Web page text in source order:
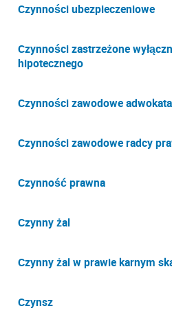
Czynności ubezpieczeniowe
Czynności zastrzeżone
hipotecznego
Czynności zawodowe adwokata
Czynności zawodowe radcy
Czynność prawna
Czynny żal
Czynny żal w prawie karnym
Czynsz